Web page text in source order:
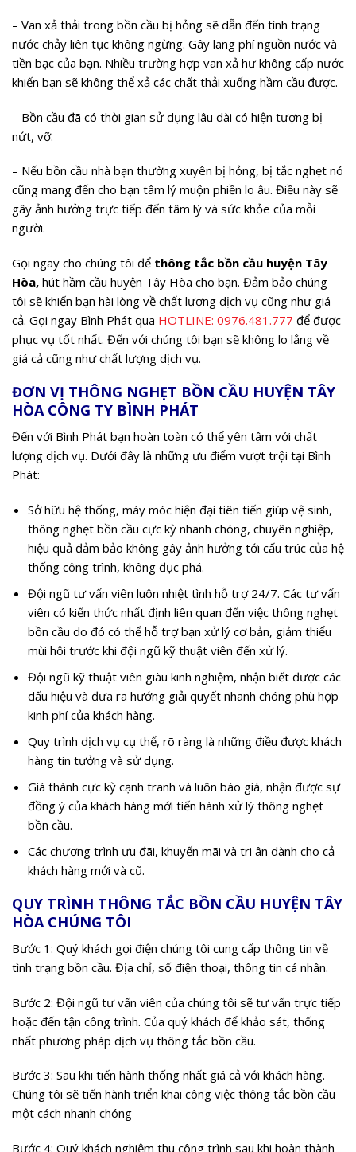
– Van xả thải trong bồn cầu bị hỏng sẽ dẫn đến tình trạng
nước chảy liên tục không ngừng. Gây lãng phí nguồn nước và
tiền bạc của bạn. Nhiều trường hợp van xả hư không cấp nước
khiến bạn sẽ không thể xả các chất thải xuống hầm cầu được.
– Bồn cầu đã có thời gian sử dụng lâu dài có hiện tượng bị
nứt, vỡ.
– Nếu bồn cầu nhà bạn thường xuyên bị hỏng, bị tắc nghẹt nó
cũng mang đến cho bạn tâm lý muộn phiền lo âu. Điều này sẽ
gây ảnh hưởng trực tiếp đến tâm lý và sức khỏe của mỗi
người.
Gọi ngay cho chúng tôi để thông tắc bồn cầu huyện Tây
Hòa, hút hầm cầu huyện Tây Hòa cho bạn. Đảm bảo chúng
tôi sẽ khiến bạn hài lòng về chất lượng dịch vụ cũng như giá
cả. Gọi ngay Bình Phát qua HOTLINE: 0976.481.777 để được
phục vụ tốt nhất. Đến với chúng tôi bạn sẽ không lo lắng về
giá cả cũng như chất lượng dịch vụ.
ĐƠN VỊ THÔNG NGHẸT BỒN CẦU HUYỆN TÂY
HÒA CÔNG TY BÌNH PHÁT
Đến với Bình Phát bạn hoàn toàn có thể yên tâm với chất
lượng dịch vụ. Dưới đây là những ưu điểm vượt trội tại Bình
Phát:
Sở hữu hệ thống, máy móc hiện đại tiên tiến giúp vệ sinh,
thông nghẹt bồn cầu cực kỳ nhanh chóng, chuyên nghiệp,
hiệu quả đảm bảo không gây ảnh hưởng tới cấu trúc của hệ
thống công trình, không đục phá.
Đội ngũ tư vấn viên luôn nhiệt tình hỗ trợ 24/7. Các tư vấn
viên có kiến thức nhất định liên quan đến việc thông nghẹt
bồn cầu do đó có thể hỗ trợ bạn xử lý cơ bản, giảm thiểu
mùi hôi trước khi đội ngũ kỹ thuật viên đến xử lý.
Đội ngũ kỹ thuật viên giàu kinh nghiệm, nhận biết được các
dấu hiệu và đưa ra hướng giải quyết nhanh chóng phù hợp
kinh phí của khách hàng.
Quy trình dịch vụ cụ thể, rõ ràng là những điều được khách
hàng tin tưởng và sử dụng.
Giá thành cực kỳ cạnh tranh và luôn báo giá, nhận được sự
đồng ý của khách hàng mới tiến hành xử lý thông nghẹt
bồn cầu.
Các chương trình ưu đãi, khuyến mãi và tri ân dành cho cả
khách hàng mới và cũ.
QUY TRÌNH THÔNG TẮC BỒN CẦU HUYỆN TÂY
HÒA CHÚNG TÔI
Bước 1: Quý khách gọi điện chúng tôi cung cấp thông tin về
tình trạng bồn cầu. Địa chỉ, số điện thoại, thông tin cá nhân.
Bước 2: Đội ngũ tư vấn viên của chúng tôi sẽ tư vấn trực tiếp
hoặc đến tận công trình. Của quý khách để khảo sát, thống
nhất phương pháp dịch vụ thông tắc bồn cầu.
Bước 3: Sau khi tiến hành thống nhất giá cả với khách hàng.
Chúng tôi sẽ tiến hành triển khai công việc thông tắc bồn cầu
một cách nhanh chóng
Bước 4: Quý khách nghiệm thu công trình sau khi hoàn thành